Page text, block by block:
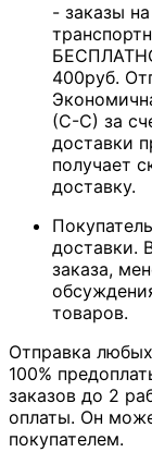
- заказы
400руб.
(С-С) за
доставки
получает
доставку.
доставки.
заказа,
товаров.
Отправка
100%
заказов до 2
оплаты. Он
покупателем.